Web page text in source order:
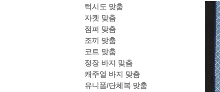
턱시도 맞춤
자켓 맞춤
점퍼 맞춤
조끼 맞춤
코트 맞춤
정장 바지 맞춤
캐주얼 바지 맞춤
유니폼/단체복 맞춤